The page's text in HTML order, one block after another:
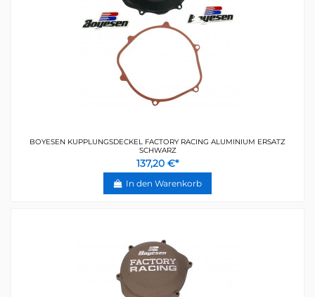
BOYESEN KUPPLUNGSDECKEL FACTORY RACING ALUMINIUM ERSATZ
SCHWARZ
137,20 €*
In den Warenkorb